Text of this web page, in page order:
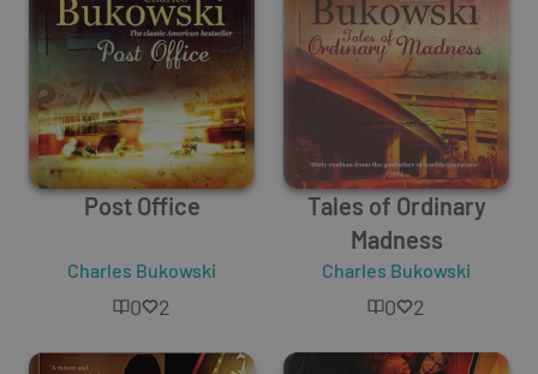
Post Office
Charles Bukowski
0 2
Tales of Ordinary
Madness
Charles Bukowski
0 2